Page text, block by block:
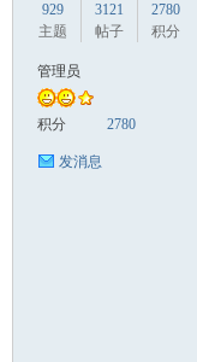
929
主题
3121
帖子
2780
积分
管理员
积分 2780
发消息